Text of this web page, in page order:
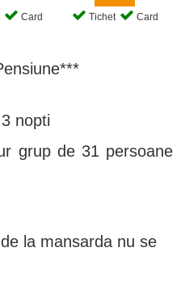
Card Tichet Card
nopti
grup de 31 persoane
la mansarda nu se